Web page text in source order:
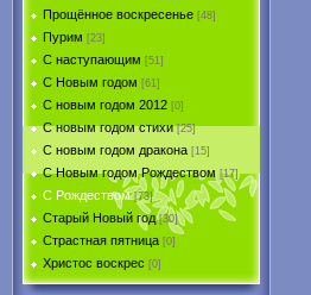
Прощённое воскресенье [48]
Пурим [23]
C наступающим [51]
С Новым годом [61]
С новым годом 2012 [0]
С новым годом стихи [25]
С новым годом дракона [15]
C Новым годом Рождеством [17]
С Рождеством [73]
Старый Новый год [30]
Страстная пятница [0]
Христоc воскрес [0]